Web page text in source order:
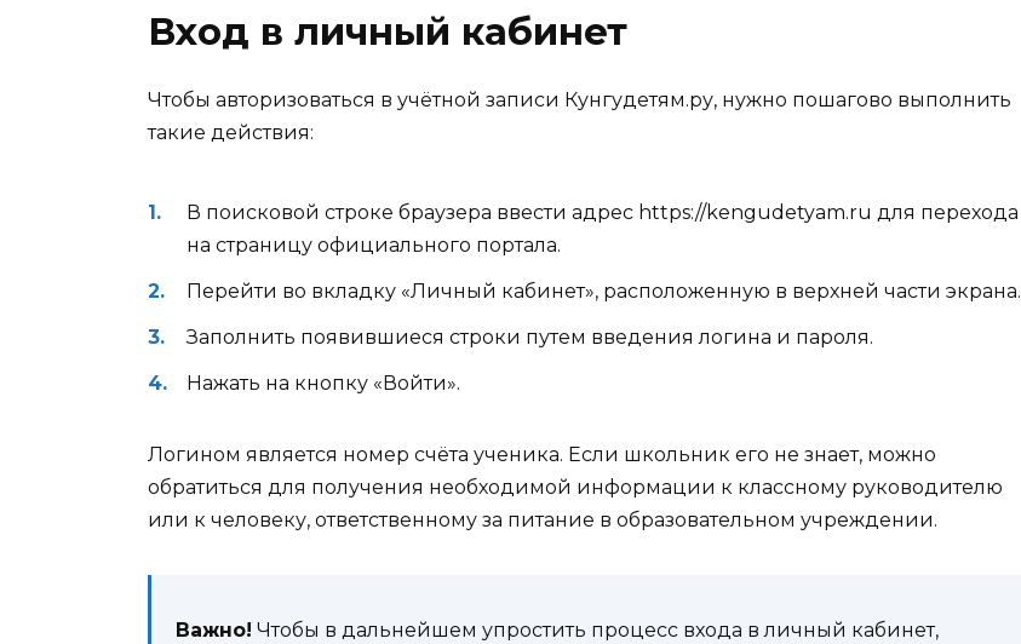
Вход в личный кабинет
Чтобы авторизоваться в учётной записи Кунгудетям.ру, нужно пошагово выполнить
такие действия:
В поисковой строке браузера ввести адрес https://kengudetyam.ru для перехода
на страницу официального портала.
Перейти во вкладку «Личный кабинет», расположенную в верхней части экрана.
Заполнить появившиеся строки путем введения логина и пароля.
Нажать на кнопку «Войти».
Логином является номер счёта ученика. Если школьник его не знает, можно
обратиться для получения необходимой информации к классному руководителю
или к человеку, ответственному за питание в образовательном учреждении.
Важно! Чтобы в дальнейшем упростить процесс входа в личный кабинет,